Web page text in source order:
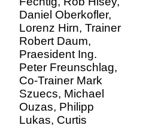
Peter Freunschlag,
Co-Trainer Mark
Szuecs, Michael
Ouzas, Philipp
Lukas, Curtis
Murphy, Thomas
Dechl; 2. Reihe:
Marc-Andre Dorion,
Daniel Mitterdorf